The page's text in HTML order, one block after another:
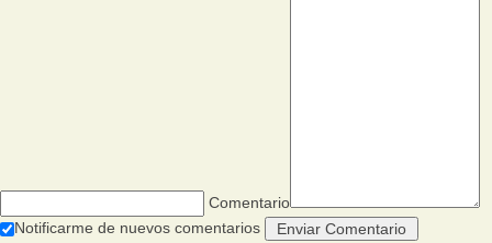
Comentario
Notificarme de nuevos comentarios